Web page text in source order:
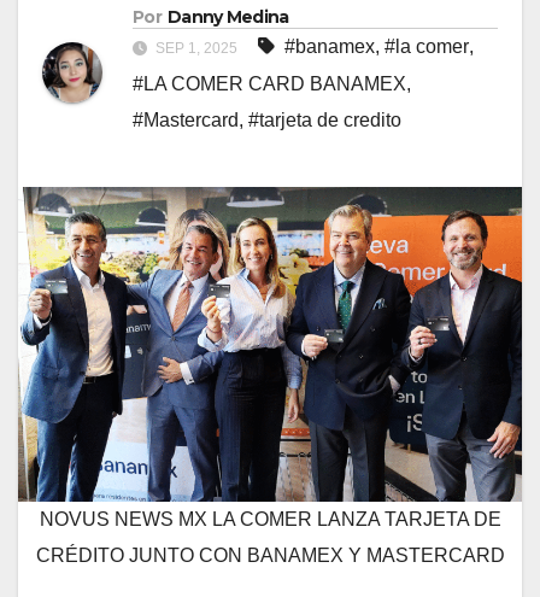
Por Danny Medina
SEP 1, 2025 #banamex, #la comer,
#LA COMER CARD BANAMEX,
#Mastercard, #tarjeta de credito
NOVUS NEWS MX LA COMER LANZA TARJETA DE
CRÉDITO JUNTO CON BANAMEX Y MASTERCARD